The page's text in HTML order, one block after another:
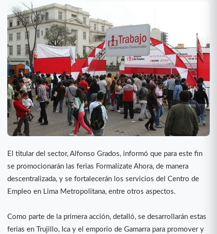
El titular del sector, Alfonso Grados, informó que para este fin
se promocionarán las ferias Formalízate Ahora, de manera
descentralizada, y se fortalecerán los servicios del Centro de
Empleo en Lima Metropolitana, entre otros aspectos.
Como parte de la primera acción, detalló, se desarrollarán estas
ferias en Trujillo, Ica y el emporio de Gamarra para promover y